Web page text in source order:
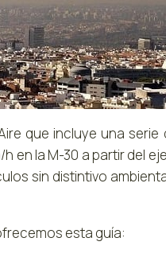
que incluye una
en la M-30 a partir del
sin distintivo
esta guía: